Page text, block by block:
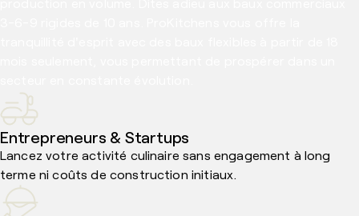
Entrepreneurs & Startups
Lancez votre activité culinaire sans engagement à long
terme ni coûts de construction initiaux.